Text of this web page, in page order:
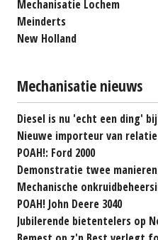
Mechanisatie Lochem
Meinderts
New Holland
Mechanisatie nieuws
Diesel is nu 'echt een ding'
Nieuwe importeur van
POAH!: Ford 2000
Demonstratie twee
Mechanische
POAH! John Deere 3040
Jubilerende bietentelers op